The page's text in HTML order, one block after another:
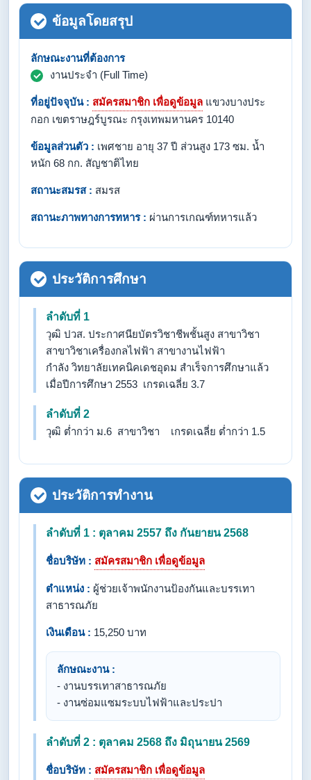
ข้อมูลโดยสรุป
ลักษณะงานที่ต้องการ
งานประจำ (Full Time)
ที่อยู่ปัจจุบัน : สมัครสมาชิก เพื่อดูข้อมูล แขวงบางประ
กอก เขตราษฎร์บูรณะ กรุงเทพมหานคร 10140
ข้อมูลส่วนตัว : เพศชาย อายุ 37 ปี ส่วนสูง 173 ซม. น้ำ
หนัก 68 กก. สัญชาติไทย
สถานะสมรส : สมรส
สถานะภาพทางการทหาร : ผ่านการเกณฑ์ทหารแล้ว
ประวัติการศึกษา
ลำดับที่ 1
วุฒิ ปวส. ประกาศนียบัตรวิชาชีพชั้นสูง สาขาวิชา
สาขาวิชาเครื่องกลไฟฟ้า สาขางานไฟฟ้า
กำลัง วิทยาลัยเทคนิคเดชอุดม สำเร็จการศึกษาแล้ว
เมื่อปีการศึกษา 2553 เกรดเฉลี่ย 3.7
ลำดับที่ 2
วุฒิ ต่ำกว่า ม.6 สาขาวิชา เกรดเฉลี่ย ต่ำกว่า 1.5
ประวัติการทำงาน
ลำดับที่ 1 : ตุลาคม 2557 ถึง กันยายน 2568
ชื่อบริษัท : สมัครสมาชิก เพื่อดูข้อมูล
ตำแหน่ง : ผู้ช่วยเจ้าพนักงานป้องกันและบรรเทา
สาธารณภัย
เงินเดือน : 15,250 บาท
ลักษณะงาน :
- งานบรรเทาสาธารณภัย
- งานซ่อมแซมระบบไฟฟ้าและประปา
ลำดับที่ 2 : ตุลาคม 2568 ถึง มิถุนายน 2569
ชื่อบริษัท : สมัครสมาชิก เพื่อดูข้อมูล